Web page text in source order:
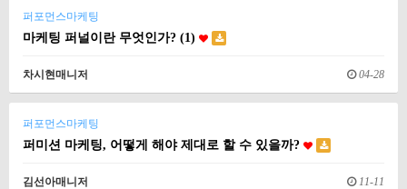
퍼포먼스마케팅
마케팅 퍼널이란 무엇인가? (1)
차시현매니저 04-28
퍼포먼스마케팅
퍼미션 마케팅, 어떻게 해야 제대로 할 수 있을까?
김선아매니저 11-11